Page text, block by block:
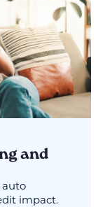
and
auto
impact.